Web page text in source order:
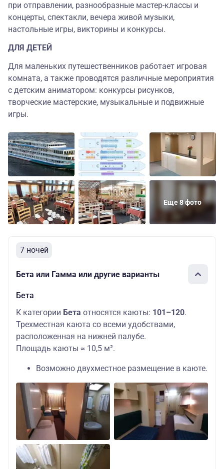
при отправлении, разнообразные мастер-классы и
концерты, спектакли, вечера живой музыки,
настольные игры, викторины и конкурсы.
ДЛЯ ДЕТЕЙ
Для маленьких путешественников работает игровая
комната, а также проводятся различные мероприятия
с детским аниматором: конкурсы рисунков,
творческие мастерские, музыкальные и подвижные
игры.
Еще 8 фото
7 ночей
Бета или Гамма или другие варианты
Бета
К категории Бета относятся каюты: 101–120.
Трехместная каюта со всеми удобствами,
расположенная на нижней палубе.
Площадь каюты ≈ 10,5 м².
Возможно двухместное размещение в каюте.